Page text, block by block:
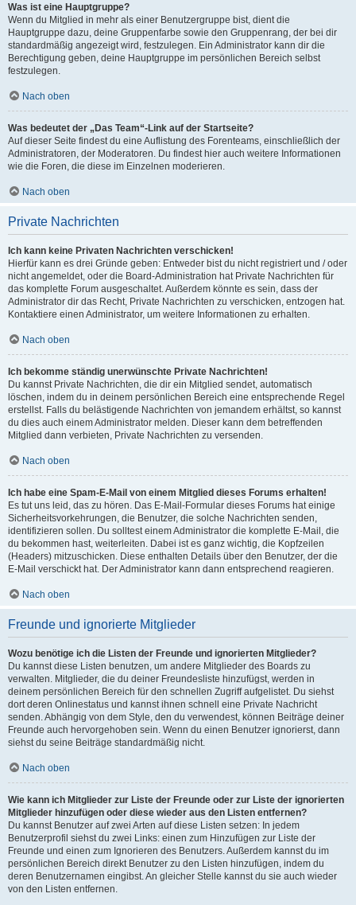
Was ist eine Hauptgruppe?
Wenn du Mitglied in mehr als einer Benutzergruppe bist, dient die
Hauptgruppe dazu, deine Gruppenfarbe sowie den Gruppenrang, der bei dir
standardmäßig angezeigt wird, festzulegen. Ein Administrator kann dir die
Berechtigung geben, deine Hauptgruppe im persönlichen Bereich selbst
festzulegen.
Nach oben
Was bedeutet der „Das Team“-Link auf der Startseite?
Auf dieser Seite findest du eine Auflistung des Forenteams, einschließlich der
Administratoren, der Moderatoren. Du findest hier auch weitere Informationen
wie die Foren, die diese im Einzelnen moderieren.
Nach oben
Private Nachrichten
Ich kann keine Privaten Nachrichten verschicken!
Hierfür kann es drei Gründe geben: Entweder bist du nicht registriert und / oder
nicht angemeldet, oder die Board-Administration hat Private Nachrichten für
das komplette Forum ausgeschaltet. Außerdem könnte es sein, dass der
Administrator dir das Recht, Private Nachrichten zu verschicken, entzogen hat.
Kontaktiere einen Administrator, um weitere Informationen zu erhalten.
Nach oben
Ich bekomme ständig unerwünschte Private Nachrichten!
Du kannst Private Nachrichten, die dir ein Mitglied sendet, automatisch
löschen, indem du in deinem persönlichen Bereich eine entsprechende Regel
erstellst. Falls du belästigende Nachrichten von jemandem erhältst, so kannst
du dies auch einem Administrator melden. Dieser kann dem betreffenden
Mitglied dann verbieten, Private Nachrichten zu versenden.
Nach oben
Ich habe eine Spam-E-Mail von einem Mitglied dieses Forums erhalten!
Es tut uns leid, das zu hören. Das E-Mail-Formular dieses Forums hat einige
Sicherheitsvorkehrungen, die Benutzer, die solche Nachrichten senden,
identifizieren sollen. Du solltest einem Administrator die komplette E-Mail, die
du bekommen hast, weiterleiten. Dabei ist es ganz wichtig, die Kopfzeilen
(Headers) mitzuschicken. Diese enthalten Details über den Benutzer, der die
E-Mail verschickt hat. Der Administrator kann dann entsprechend reagieren.
Nach oben
Freunde und ignorierte Mitglieder
Wozu benötige ich die Listen der Freunde und ignorierten Mitglieder?
Du kannst diese Listen benutzen, um andere Mitglieder des Boards zu
verwalten. Mitglieder, die du deiner Freundesliste hinzufügst, werden in
deinem persönlichen Bereich für den schnellen Zugriff aufgelistet. Du siehst
dort deren Onlinestatus und kannst ihnen schnell eine Private Nachricht
senden. Abhängig von dem Style, den du verwendest, können Beiträge deiner
Freunde auch hervorgehoben sein. Wenn du einen Benutzer ignorierst, dann
siehst du seine Beiträge standardmäßig nicht.
Nach oben
Wie kann ich Mitglieder zur Liste der Freunde oder zur Liste der ignorierten
Mitglieder hinzufügen oder diese wieder aus den Listen entfernen?
Du kannst Benutzer auf zwei Arten auf diese Listen setzen: In jedem
Benutzerprofil siehst du zwei Links: einen zum Hinzufügen zur Liste der
Freunde und einen zum Ignorieren des Benutzers. Außerdem kannst du im
persönlichen Bereich direkt Benutzer zu den Listen hinzufügen, indem du
deren Benutzernamen eingibst. An gleicher Stelle kannst du sie auch wieder
von den Listen entfernen.